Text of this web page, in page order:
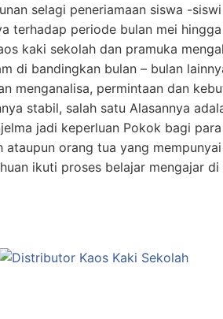
selagi peneriamaan siswa -
terhadap periode bulan mei
kaki sekolah dan pramuka
di bandingkan bulan – bulan
menganalisa, permintaan dan
stabil, salah satu Alasannya
jadi keperluan Pokok bagi
ataupun orang tua yang
ikuti proses belajar mengajar